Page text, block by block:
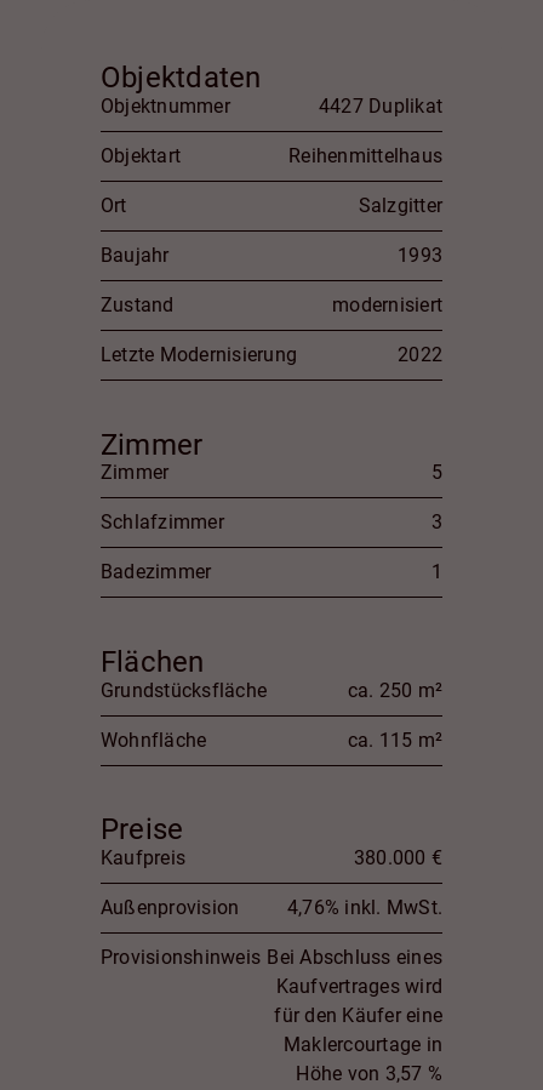
Objektdaten
Objektnummer 4427 Duplikat
Objektart Reihenmittelhaus
Ort Salzgitter
Baujahr 1993
Zustand modernisiert
Letzte Modernisierung 2022
Zimmer
Zimmer 5
Schlafzimmer 3
Badezimmer 1
Flächen
Grundstücksfläche ca. 250 m²
Wohnfläche ca. 115 m²
Preise
Kaufpreis 380.000 €
Außenprovision 4,76% inkl. MwSt.
Provisionshinweis Bei Abschluss eines
Kaufvertrages wird
für den Käufer eine
Maklercourtage in
Höhe von 3,57 %